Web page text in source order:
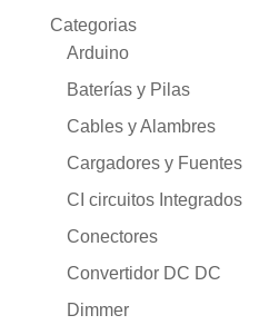
Categorias
Arduino
Baterías y Pilas
Cables y Alambres
Cargadores y Fuentes
CI circuitos Integrados
Conectores
Convertidor DC DC
Dimmer